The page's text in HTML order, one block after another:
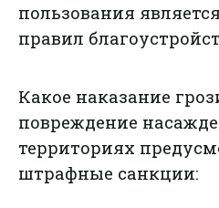
пользования
правил
Какое наказание
повреждение
территориях
штрафные санкции: